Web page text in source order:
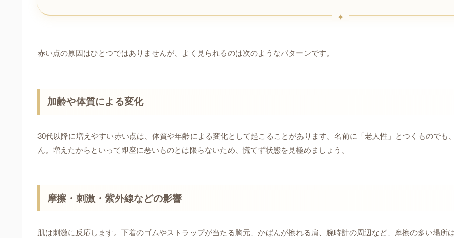
赤い点の原因はひとつではありませんが、よく見られるのは次のようなパターンです。
加齢や体質による変化
30代以降に増えやすい赤い点は、体質や年齢による変化として起こることがあります。名前に「老人性」とつくもので
ん。増えたからといって即座に悪いものとは限らないため、慌てず状態を見極めましょう。
摩擦・刺激・紫外線などの影響
肌は刺激に反応します。下着のゴムやストラップが当たる胸元、かばんが擦れる肩、腕時計の周辺など、摩擦の多い場